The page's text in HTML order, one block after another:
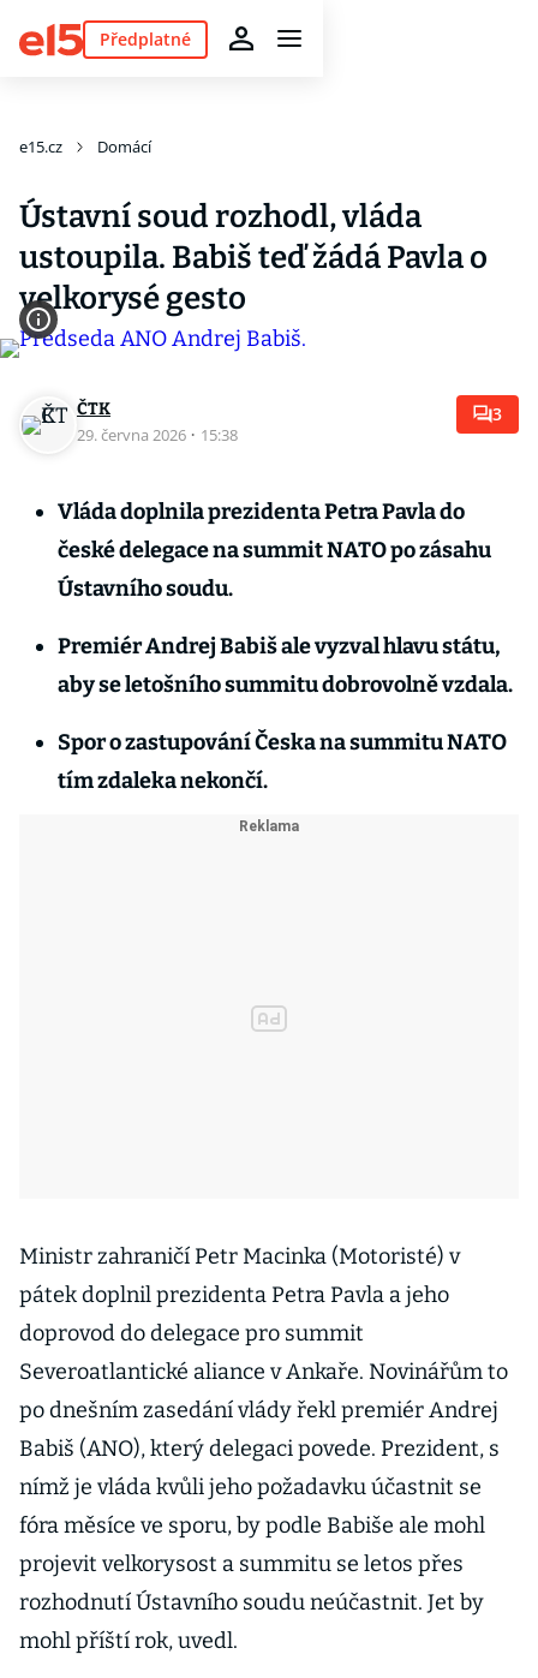
Předplatné
e15.cz Domácí
Ústavní soud rozhodl, vláda
ustoupila. Babiš teď žádá Pavla o
velkorysé gesto
ČTK
29. června 2026 · 15:38
3
Vláda doplnila prezidenta Petra Pavla do
české delegace na summit NATO po zásahu
Ústavního soudu.
Premiér Andrej Babiš ale vyzval hlavu státu,
aby se letošního summitu dobrovolně vzdala.
Spor o zastupování Česka na summitu NATO
tím zdaleka nekončí.
Ministr zahraničí Petr Macinka (Motoristé) v
pátek doplnil prezidenta Petra Pavla a jeho
doprovod do delegace pro summit
Severoatlantické aliance v Ankaře. Novinářům to
po dnešním zasedání vlády řekl premiér Andrej
Babiš (ANO), který delegaci povede. Prezident, s
nímž je vláda kvůli jeho požadavku účastnit se
fóra měsíce ve sporu, by podle Babiše ale mohl
projevit velkorysost a summitu se letos přes
rozhodnutí Ústavního soudu neúčastnit. Jet by
mohl příští rok, uvedl.